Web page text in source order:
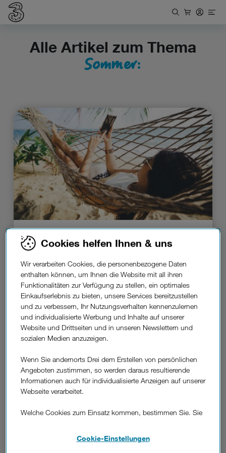
Alle Artikel zum Thema
Sommer:
DREI BLOG
Handy im Urlaub: Kostenfallen im
Reiseversicherung.
Smartphone.
Cookies helfen Ihnen & uns
Wir verarbeiten Cookies, die personenbezogene Daten
enthalten können, um Ihnen die Website mit all ihren
Funktionalitäten zur Verfügung zu stellen, ein optimales
Einkaufserlebnis zu bieten, unsere Services bereitzustellen
und zu verbessern, Ihr Nutzungsverhalten kennenzulernen
und individualisierte Werbung und Inhalte auf unserer
Website und Drittseiten und in unseren Newslettern und
sozialen Medien anzuzeigen.
Wenn Sie andernorts Drei dem Erstellen von persönlichen
Angeboten zustimmen, so werden daraus resultierende
Informationen auch für individualisierte Anzeigen auf unserer
Webseite verarbeitet.
Welche Cookies zum Einsatz kommen, bestimmen Sie. Sie
Cookie-Einstellungen